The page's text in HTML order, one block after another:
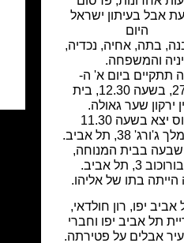
אבל בעיתון ישראל
היום
בתה, אחיה, נכדיה,
והמשפחה.
תתקיים ביום א' ה-
27.03.16, בשעה 12.30, בית
ירקון שער גאולה.
אוטובוס יצא בשעה 11.30
38, תל אביב.
שבעה בבית המנוחה,
3, תל אביב.
הייתה בתו של אליהו.
יפו, רון חולדאי,
תל אביב יפו וחברי
אבלים על פטירתה.